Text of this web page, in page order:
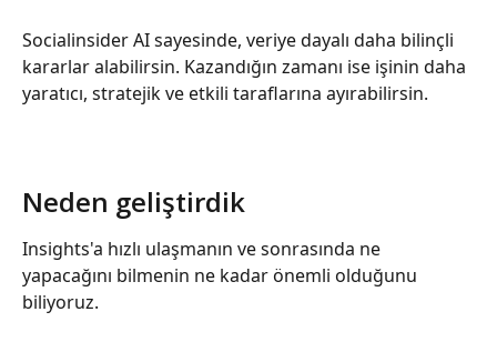
Socialinsider AI sayesinde, veriye dayalı daha bilinçli
kararlar alabilirsin. Kazandığın zamanı ise işinin daha
yaratıcı, stratejik ve etkili taraflarına ayırabilirsin.
Neden geliştirdik
Insights'a hızlı ulaşmanın ve sonrasında ne
yapacağını bilmenin ne kadar önemli olduğunu
biliyoruz.